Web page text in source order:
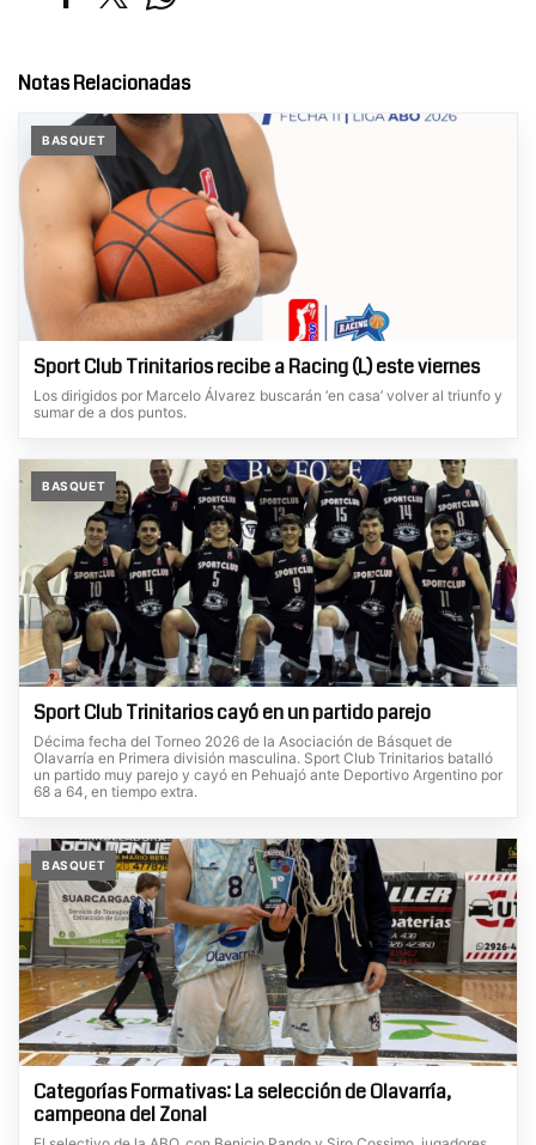
Notas Relacionadas
BASQUET
Sport Club Trinitarios recibe a Racing (L) este viernes
Los dirigidos por Marcelo Álvarez buscarán ‘en casa’ volver al triunfo y
sumar de a dos puntos.
BASQUET
Sport Club Trinitarios cayó en un partido parejo
Décima fecha del Torneo 2026 de la Asociación de Básquet de
Olavarría en Primera división masculina. Sport Club Trinitarios batalló
un partido muy parejo y cayó en Pehuajó ante Deportivo Argentino por
68 a 64, en tiempo extra.
BASQUET
Categorías Formativas: La selección de Olavarría,
campeona del Zonal